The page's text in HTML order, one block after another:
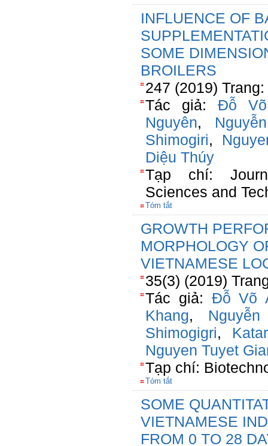
INFLUENCE OF
SOME
BROILERS
247 (2019)
Tác giả: Đỗ
Nguyên,
Shimogiri,
Diệu Thúy
Tạp chí:
Sciences and
Tóm tắt
GROWTH
MORPHOLOGY
VIETNAMESE
35(3) (2019)
Tác giả: Đỗ Võ
Khang,
Shimogigri,
Nguyen Tuyet
Tạp chí:
Tóm tắt
SOME
VIETNAMESE
FROM 0 TO 28